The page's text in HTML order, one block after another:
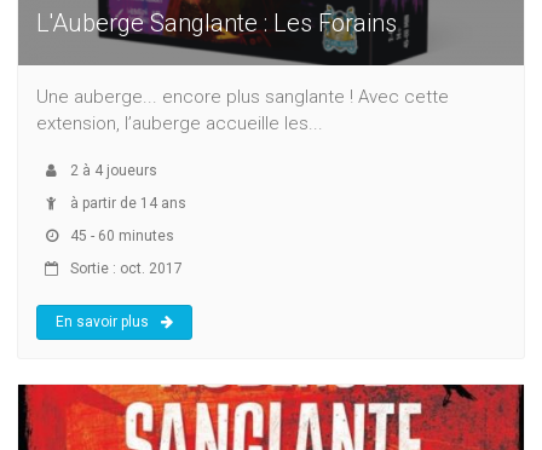
L'Auberge Sanglante : Les Forains
Une auberge... encore plus sanglante ! Avec cette
extension, l’auberge accueille les...
2 à 4 joueurs
à partir de 14 ans
45 - 60 minutes
Sortie : oct. 2017
En savoir plus